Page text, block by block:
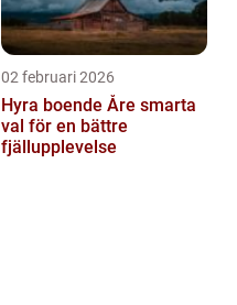
02 februari 2026
Hyra boende Åre smarta
val för en bättre
fjällupplevelse